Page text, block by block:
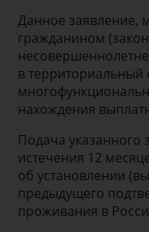
Данное заявление,
гражданином
в
нахождения
Подача указанного
истечения 12
об установлении
предыдущего
проживания в